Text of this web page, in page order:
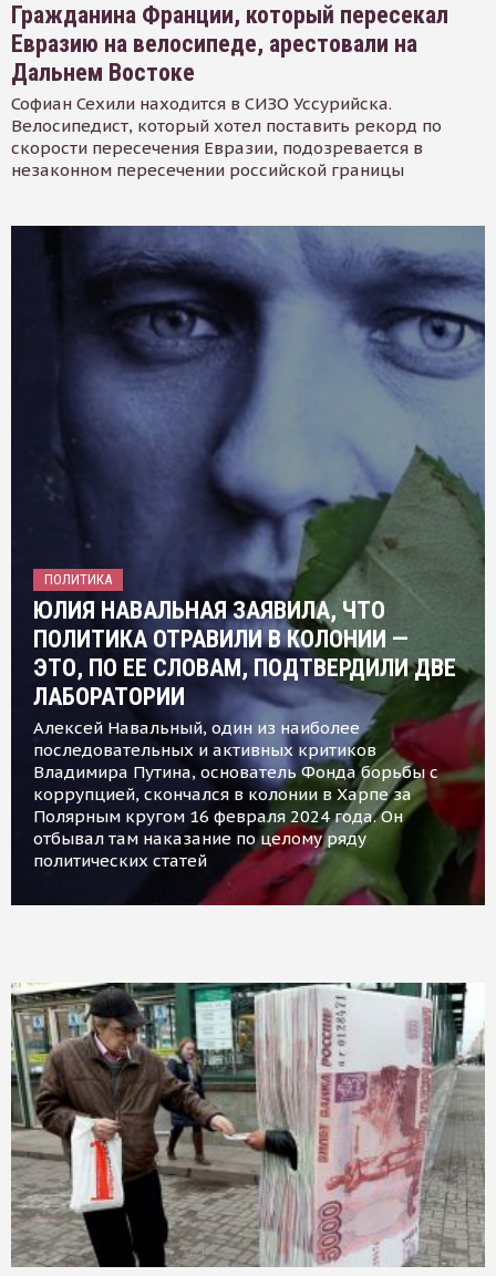
Гражданина Франции, который пересекал
Евразию на велосипеде, арестовали на
Дальнем Востоке
Софиан Сехили находится в СИЗО Уссурийска.
Велосипедист, который хотел поставить рекорд по
скорости пересечения Евразии, подозревается в
незаконном пересечении российской границы
ПОЛИТИКА
ЮЛИЯ НАВАЛЬНАЯ ЗАЯВИЛА, ЧТО
ПОЛИТИКА ОТРАВИЛИ В КОЛОНИИ —
ЭТО, ПО ЕЕ СЛОВАМ, ПОДТВЕРДИЛИ ДВЕ
ЛАБОРАТОРИИ
Алексей Навальный, один из наиболее
последовательных и активных критиков
Владимира Путина, основатель Фонда борьбы с
коррупцией, скончался в колонии в Харпе за
Полярным кругом 16 февраля 2024 года. Он
отбывал там наказание по целому ряду
политических статей